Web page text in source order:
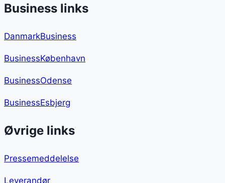
Business links
DanmarkBusiness
BusinessKøbenhavn
BusinessOdense
BusinessEsbjerg
Øvrige links
Pressemeddelelse
Leverandør